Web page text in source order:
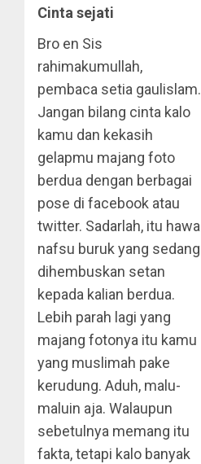
Cinta sejati
Bro en Sis
rahimakumullah,
pembaca setia gaulislam.
Jangan bilang cinta kalo
kamu dan kekasih
gelapmu majang foto
berdua dengan berbagai
pose di facebook atau
twitter. Sadarlah, itu hawa
nafsu buruk yang sedang
dihembuskan setan
kepada kalian berdua.
Lebih parah lagi yang
majang fotonya itu kamu
yang muslimah pake
kerudung. Aduh, malu-
maluin aja. Walaupun
sebetulnya memang itu
fakta, tetapi kalo banyak